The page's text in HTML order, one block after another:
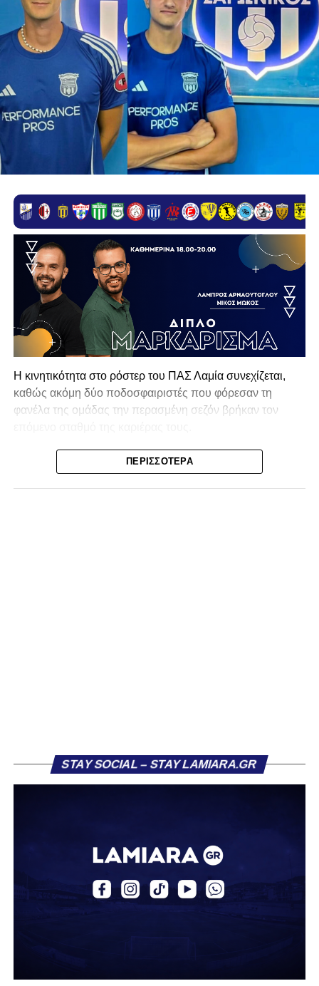
Η κινητικότητα στο ρόστερ του ΠΑΣ Λαμία συνεχίζεται,
καθώς ακόμη δύο ποδοσφαιριστές που φόρεσαν τη
φανέλα της ομάδας την περασμένη σεζόν βρήκαν τον
Ο λόγος για τον Βασίλη Τρούμπουλο και τον Χρυσόστομο
Στάγκο, οι οποίοι θα συνεχίσουν μαζί την ποδοσφαιρική
τους πορεία στον Σαρωνικό Αναβύσσου, με τον σύλλογο
«Ο Α.Ο. Σαρωνικός Αναβύσσου ανακοινώνει την
περσινή σεζόν πραγματοποίησε γεμάτη χρονιά στη Γ’
Στο παρελθόν αγωνίστηκε στην ΑΕΚ Β’, με την οποία
κατέγραψε 10 συμμετοχές στη Super League 2, καθώς
ΠΕΡΙΣΣΌΤΕΡΑ
STAY SOCIAL – STAY LAMIARA.GR